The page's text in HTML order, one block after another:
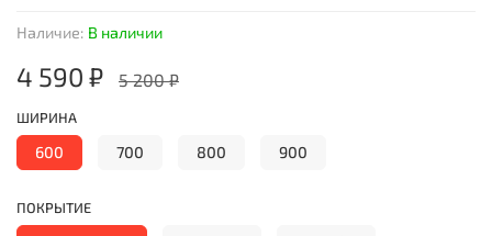
Наличие: В наличии
4 590 ₽ 5 200 ₽
ШИРИНА
600 700 800 900
ПОКРЫТИЕ